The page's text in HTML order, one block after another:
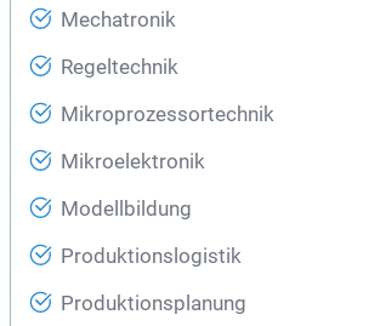
Mechatronik
Regeltechnik
Mikroprozessortechnik
Mikroelektronik
Modellbildung
Produktionslogistik
Produktionsplanung